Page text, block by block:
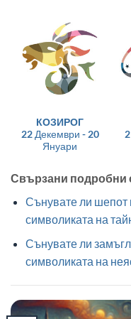
КОЗИРОГ
22 Декември - 20
Януари
Свързани подробни
Сънувате ли шепот
символиката на
Сънувате ли
символиката на